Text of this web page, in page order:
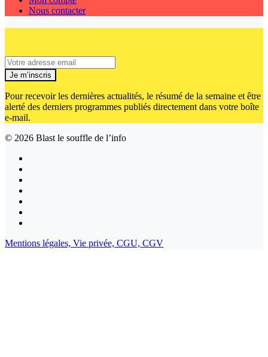
Nous contacter
Je m’inscris
Pour recevoir les dernières actualités, le résumé de la semaine et être
alerté des derniers programmes publiés directement dans votre boîte
e-mail.
© 2026 Blast le souffle de l’info
Mentions légales, Vie privée, CGU, CGV